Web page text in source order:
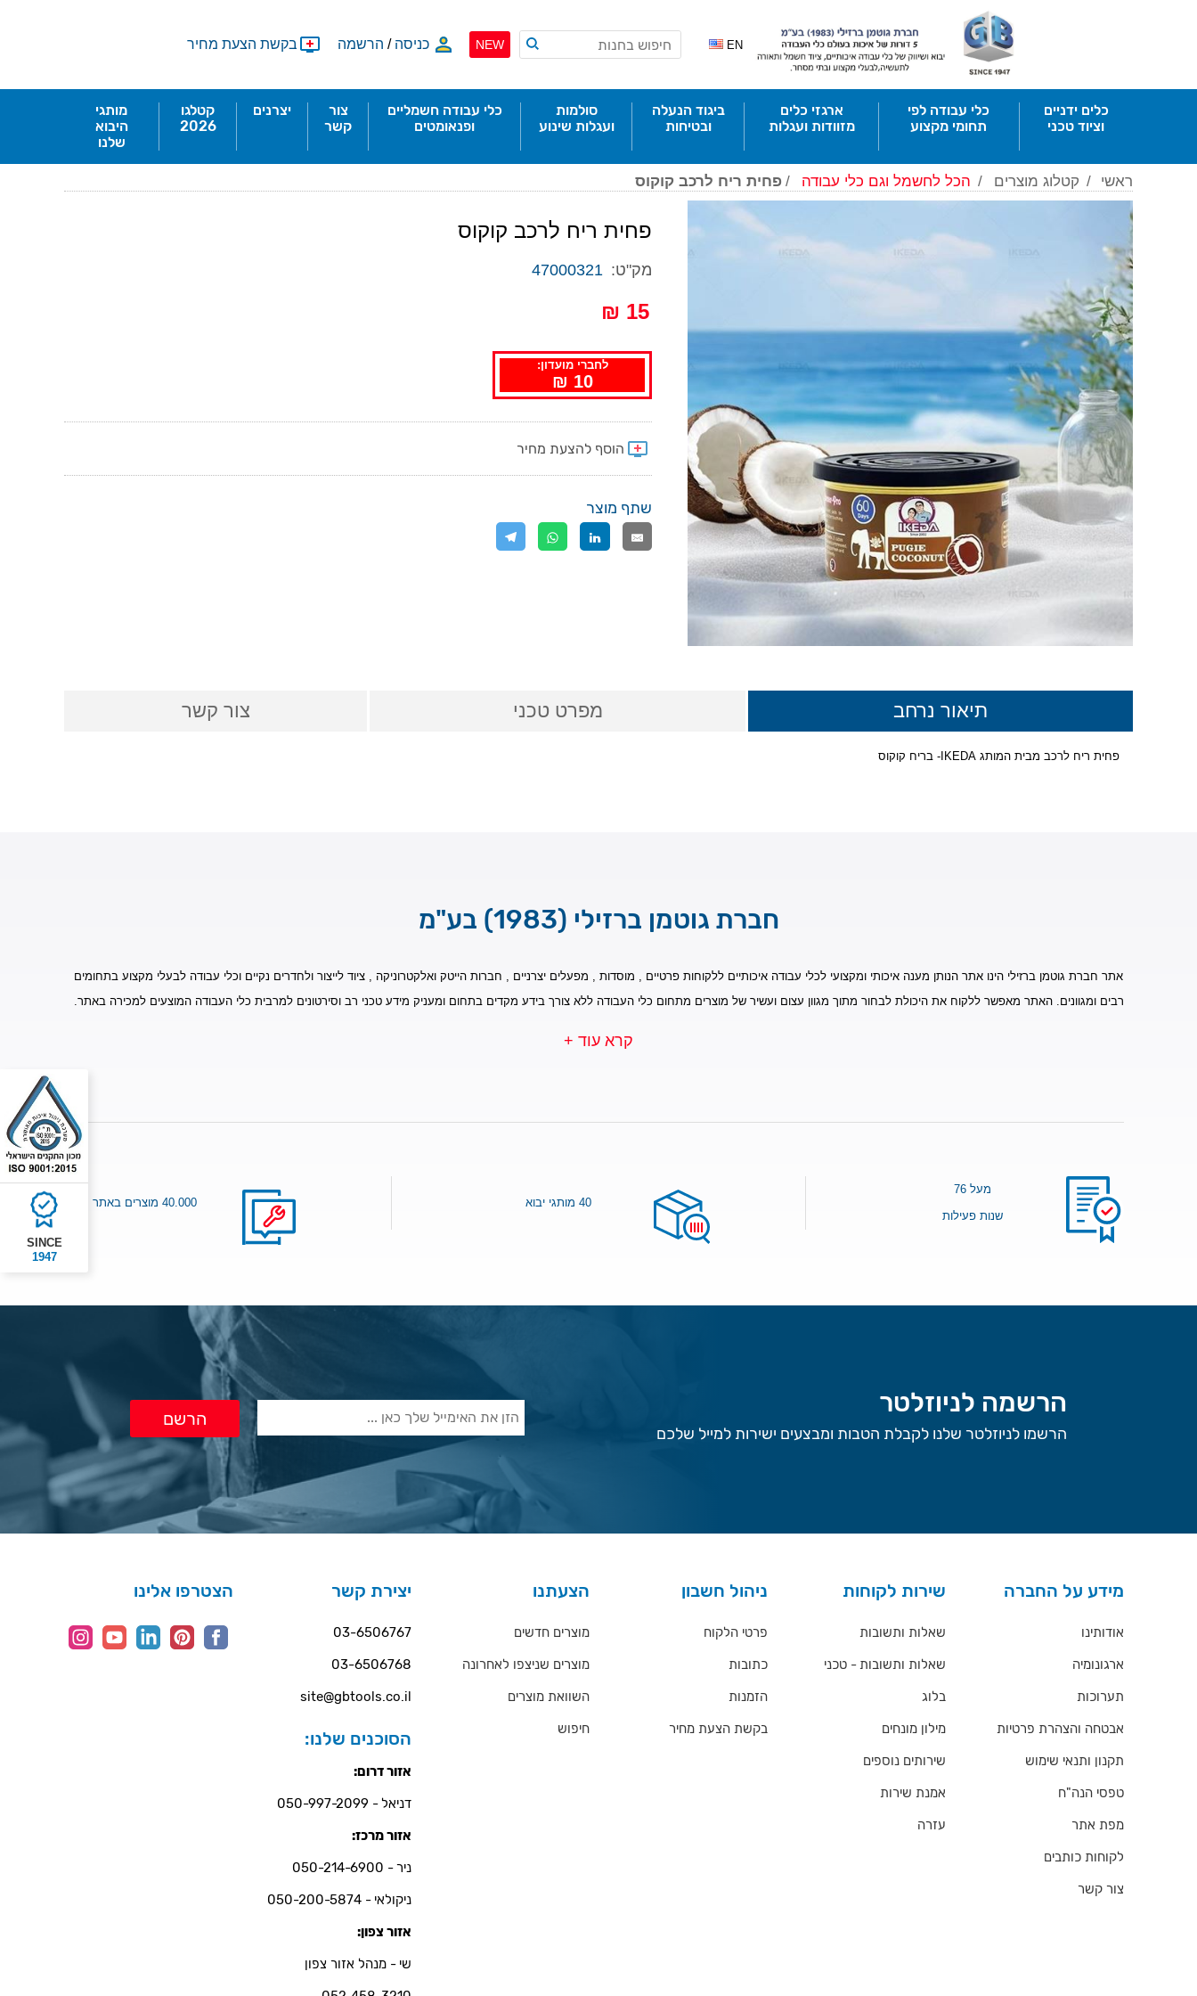
EN
NEW כניסה / הרשמה בקשת הצעת מחיר
כלים ידניים
וציוד טכני
כלי עבודה לפי
תחומי מקצוע
ארגזי כלים
מזוודות ועגלות
ביגוד הנעלה
ובטיחות
סולמות
ועגלות שינוע
כלי עבודה חשמליים
ופנאומטים
צור
קשר
יצרנים
קטלגו
2026
מותגי
היבוא
שלנו
ראשי / קטלוג מוצרים / הכל לחשמל וגם כלי עבודה / פחית ריח לרכב קוקוס
פחית ריח לרכב קוקוס
מק"ט: 47000321
15 ₪
לחברי מועדון:
10 ₪
שתף מוצר
תיאור נרחב מפרט טכני צור קשר
פחית ריח לרכב מבית המותג IKEDA- בריח קוקוס
SINCE
1947
חברת גוטמן ברזילי (1983) בע"מ
אתר חברת גוטמן ברזילי הינו אתר הנותן מענה איכותי ומקצועי לכלי עבודה איכותיים ללקוחות פרטיים , מוסדות , מפעלים יצרניים , חברות הייטק ואלקטרוניקה , ציוד לייצור ולחדרים נקיים וכלי עבודה לבעלי מקצוע בתחומים
רבים ומגוונים. האתר מאפשר ללקוח את היכולת לבחור מתוך מגוון עצום ועשיר של מוצרים מתחום כלי העבודה ללא צורך בידע מקדים בתחום ומעניק מידע טכני רב וסירטונים למרבית כלי העבודה המוצעים למכירה באתר.
קרא עוד +
מעל 76
שנות פעילות
40 מותגי יבוא 40.000 מוצרים באתר
הרשמה לניוזלטר
הרשמו לניוזלטר שלנו לקבלת הטבות ומבצעים ישירות למייל שלכם
מידע על החברה
אודותינו
ארגונומיה
תערוכות
אבטחה והצהרת פרטיות
תקנון ותנאי שימוש
טפסי הנה"ח
מפת אתר
לקוחות כותבים
צור קשר
שירות לקוחות
שאלות ותשובות
שאלות ותשובות - טכני
בלוג
מילון מונחים
שירותים נוספים
אמנת שירות
עזרה
ניהול חשבון
פרטי הלקוח
כתובות
הזמנות
בקשת הצעת מחיר
הצעתנו
מוצרים חדשים
מוצרים שניצפו לאחרונה
השוואת מוצרים
חיפוש
יצירת קשר
03-6506767
03-6506768
site@gbtools.co.il
הסוכנים שלנו:
אזור דרום:
דניאל - 050-997-2099
אזור מרכז:
ניר - 050-214-6900
ניקולאי - 050-200-5874
אזור צפון:
שי - מנהל אזור צפון
הצטרפו אלינו